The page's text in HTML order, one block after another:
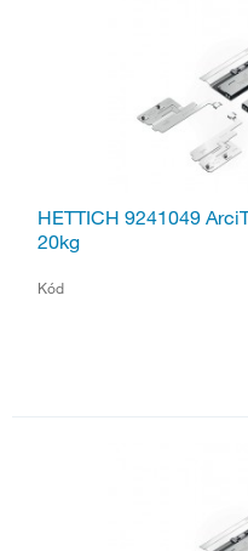
HETTICH 9241049
20kg
Kód